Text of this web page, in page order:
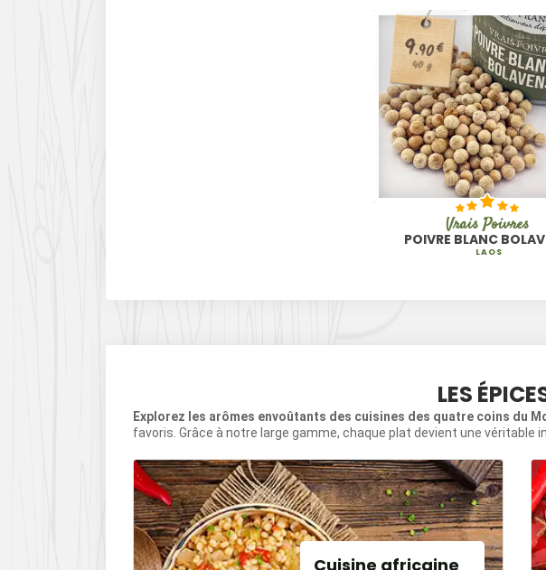
9.90€
40 g
Vrais Poivres
POIVRE BLANC
LAOS
LES
Explorez les arômes envoûtants des cuisines des quatre coins du
favoris. Grâce à notre large gamme, chaque plat devient une véritable
Cuisine africaine